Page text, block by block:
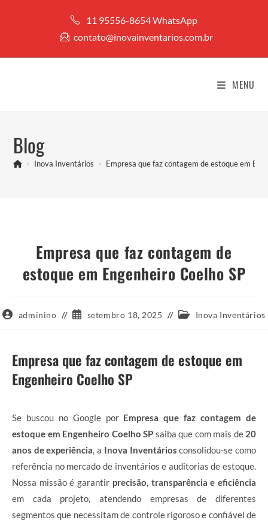
11 95556-8654 WhatsApp
contato@inovainventarios.com.br
MENU
Blog
> Inova Inventários > Empresa que faz contagem de estoque em
Empresa que faz contagem de
estoque em Engenheiro Coelho SP
Autoradminino
Postsetembro 18, 2025
Categoria
Inova Inventários
Empresa que faz contagem de estoque em
Engenheiro Coelho SP
Se buscou no Google por Empresa que faz contagem de
estoque em Engenheiro Coelho SP saiba que com mais de 20
anos de experiência , a Inova Inventários consolidou-se como
referência no mercado de inventários e auditorias de estoque.
Nossa missão é garantir precisão, transparência e eficiência
em cada projeto, atendendo empresas de diferentes
segmentos que necessitam de controle rigoroso e confiável de